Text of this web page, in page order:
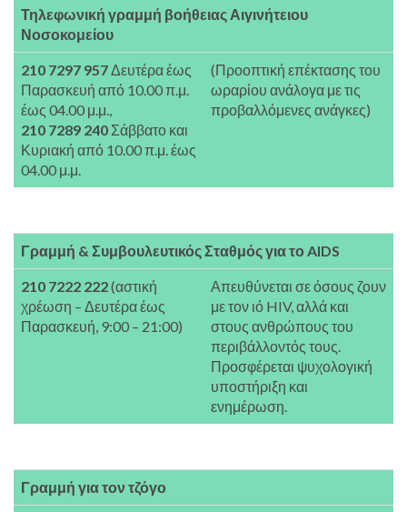
Τηλεφωνική γραμμή βοήθειας Αιγινήτειου
Νοσοκομείου
210 7297 957Δευτέρα έως
Παρασκευή από 10.00 π.μ.
έως 04.00 μ.μ.,
210 7289 240 Σάββατο και
Κυριακή από 10.00 π.μ. έως
04.00 μ.μ.
(Προοπτική επέκτασης του
ωραρίου ανάλογα με τις
προβαλλόμενες ανάγκες)
Γραμμή & Συμβουλευτικός Σταθμός για το AIDS
210 7222 222(αστική
χρέωση – Δευτέρα έως
Παρασκευή, 9:00 – 21:00)
Απευθύνεται σε όσους ζουν
με τον ιό HIV, αλλά και
στους ανθρώπους του
περιβάλλοντός τους.
Προσφέρεται ψυχολογική
υποστήριξη και
ενημέρωση.
Γραμμή για τον τζόγο